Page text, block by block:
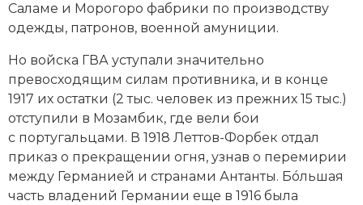
Саламе и Морогоро фабрики по производству
одежды, патронов, военной амуниции.
Но вой­ска ГВА уступали значительно
превосходящим силам противника, и в конце
1917 их остатки (2 тыс. человек из прежних 15 тыс.)
отступили в Мозамбик, где вели бои
с португальцами. В 1918 Леттов-Форбек отдал
приказ о прекращении огня, узнав о перемирии
между Германией и странами Антанты. Бóльшая
часть владений Германии еще в 1916 была